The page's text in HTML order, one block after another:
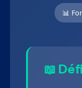
📊
📖